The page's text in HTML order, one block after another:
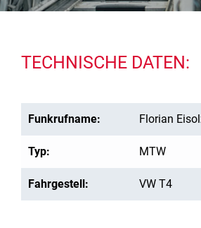
TECHNISCHE DATEN:
Funkrufname: Florian
Typ: MTW
Fahrgestell: VW T4